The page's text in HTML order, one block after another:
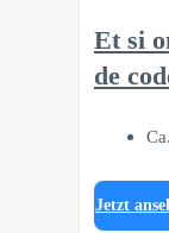
Et si
de
Jetzt